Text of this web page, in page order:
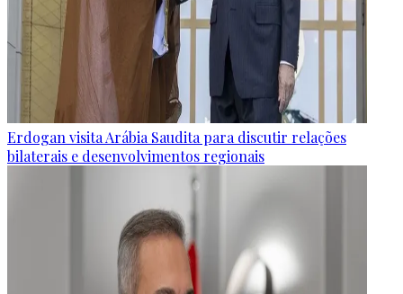
Erdogan visita Arábia Saudita para discutir relações
bilaterais e desenvolvimentos regionais